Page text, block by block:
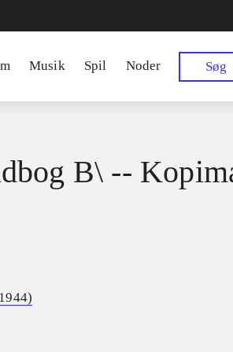
Musik Spil Noder Søg
B\ --